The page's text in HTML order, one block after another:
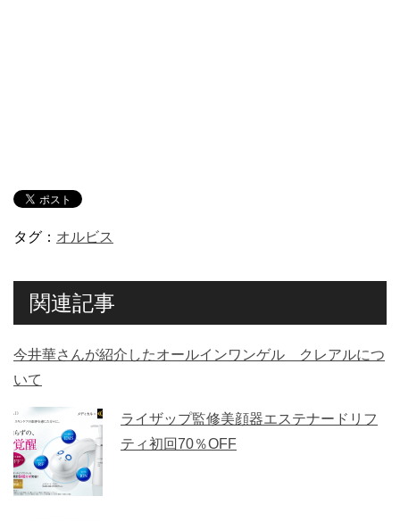
タグ： オルビス
関連記事
今井華さんが紹介したオールインワンゲル クレアルにつ
いて
ライザップ監修美顔器エステナードリフ
ティ初回70％OFF